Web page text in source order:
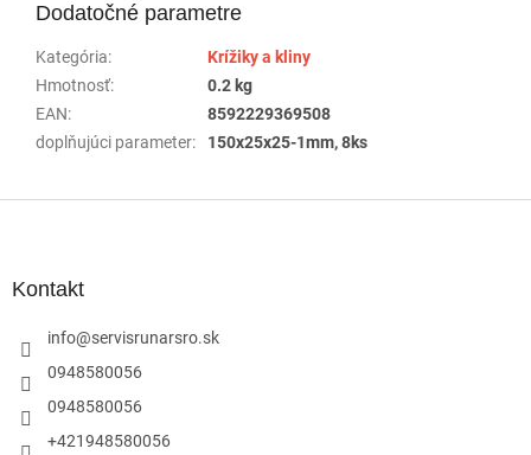
Dodatočné parametre
Kategória:
Krížiky a kliny
Hmotnosť:
0.2 kg
EAN:
8592229369508
doplňujúci parameter: 150x25x25-1mm, 8ks
Kontakt
info@servisrunarsro.sk
0948580056
0948580056
+421948580056